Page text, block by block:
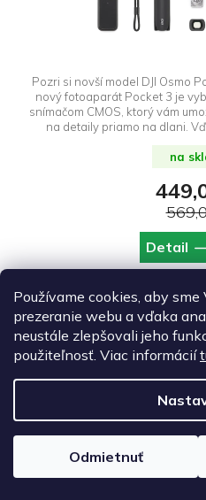
Používame cookies, aby
prezeranie webu a vďaka
neustále zlepšovali jeho
použiteľnosť. Viac informácií
Odmietnuť
Pozri si novší model DJI Osmo
nový fotoaparát Pocket 3 je
snímačom CMOS, ktorý vám
na detaily priamo na dlani.
dotykovému displeju a
môžete prejsť do horizontálnej
presnejší prehľad a kontrolu.
sekundu, trojosovej
inteligentných funkcií je Pocket
okamih. Verzia Creator
vrátané
na
Detail
DJI Osmo Action 6